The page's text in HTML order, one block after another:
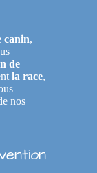
canin,
de
la race,
nos